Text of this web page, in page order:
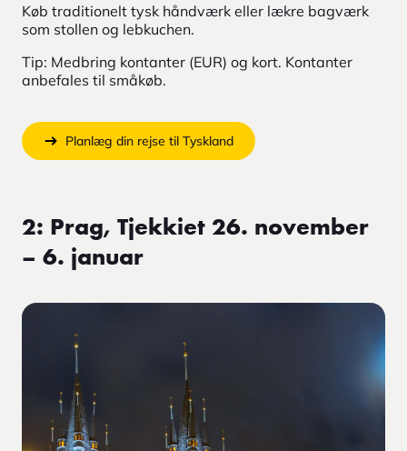
Køb traditionelt tysk håndværk eller lækre bagværk
som stollen og lebkuchen.
Tip: Medbring kontanter (EUR) og kort. Kontanter
anbefales til småkøb.
Planlæg din rejse til Tyskland
2: Prag, Tjekkiet 26. november
– 6. januar